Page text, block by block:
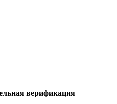
верификация